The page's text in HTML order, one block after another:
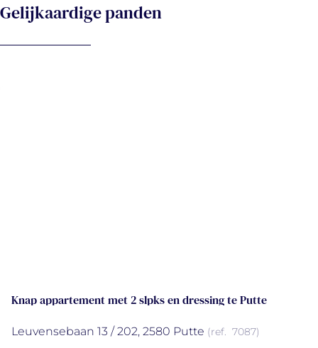
Gelijkaardige panden
Knap appartement met 2 slpks en dressing te Putte
Leuvensebaan 13 / 202, 2580 Putte (ref. 7087)